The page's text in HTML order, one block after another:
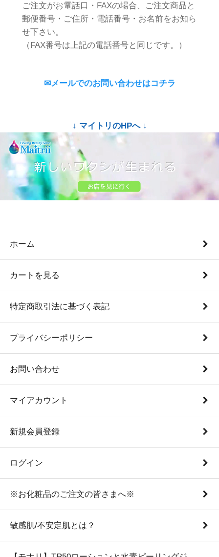
ご注文がお電話口・FAXの場合、ご注文商品と
郵便番号・ご住所・電話番号・お名前をお知ら
せ下さい。
（FAX番号は上記の電話番号と同じです。）
✉メールでのお問い合わせはコチラ
↓ マイトリのHPへ ↓
ホーム
カートを見る
特定商取引法に基づく表記
プライバシーポリシー
お問い合わせ
マイアカウント
新規会員登録
ログイン
※お化粧品のご注文の皆さまへ※
敏感肌/不安定肌とは？